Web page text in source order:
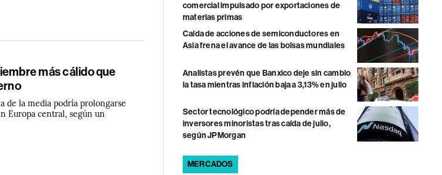
más cálido que
de la media podría prolongarse
Europa central, según un
comercial impulsado por exportaciones de
materias primas
Caída de acciones de semiconductores en
Asia frena el avance de las bolsas mundiales
Analistas prevén que Banxico deje sin cambio
la tasa mientras inflación baja a 3,13% en julio
Sector tecnológico podría depender más de
inversores minoristas tras caída de julio,
según JPMorgan
MERCADOS